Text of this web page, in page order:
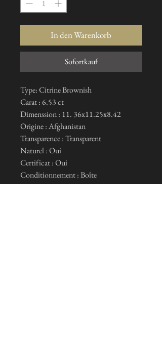
In den Warenkorb
Sofortkauf
Type: Citrine Brownish
Carat : 6.53 ct
Dimenssion : 11. 36x11.25x8.42
Origine : Afghanistan
Transparence : Transparent
Naturel : Oui
Certificat : Oui
Conditionnement : Boîte